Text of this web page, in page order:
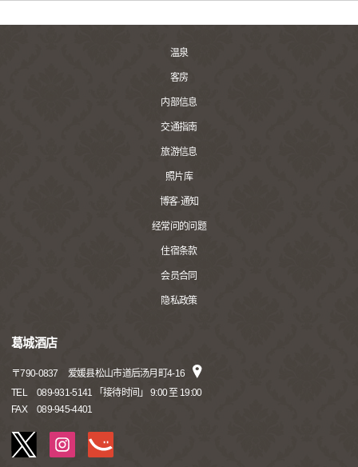
温泉
客房
内部信息
交通指南
旅游信息
照片库
博客·通知
经常问的问题
住宿条款
会员合同
隐私政策
葛城酒店
〒790-0837
爱媛县松山市道后汤月町4-16
TEL
089-931-5141 「接待时间」 9:00 至 19:00
FAX
089-945-4401